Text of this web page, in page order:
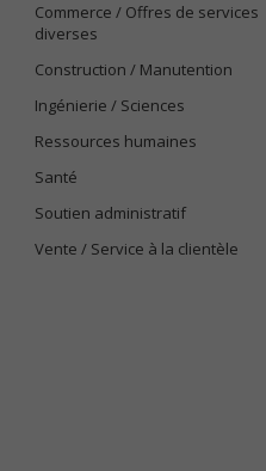
Commerce / Offres de services
diverses
Construction / Manutention
Ingénierie / Sciences
Ressources humaines
Santé
Soutien administratif
Vente / Service à la clientèle